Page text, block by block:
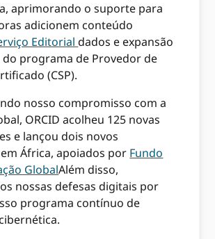
aprimorando o suporte para
adicionem conteúdo
Editorialdados e expansão
programa de Provedor de
(CSP).
nosso compromisso com a
ORCID acolheu 125 novas
e lançou dois novos
África, apoiados por Fundo
GlobalAlém disso,
nossas defesas digitais por
programa contínuo de